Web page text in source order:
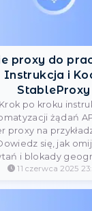
proxy w
Google
Zachowaj